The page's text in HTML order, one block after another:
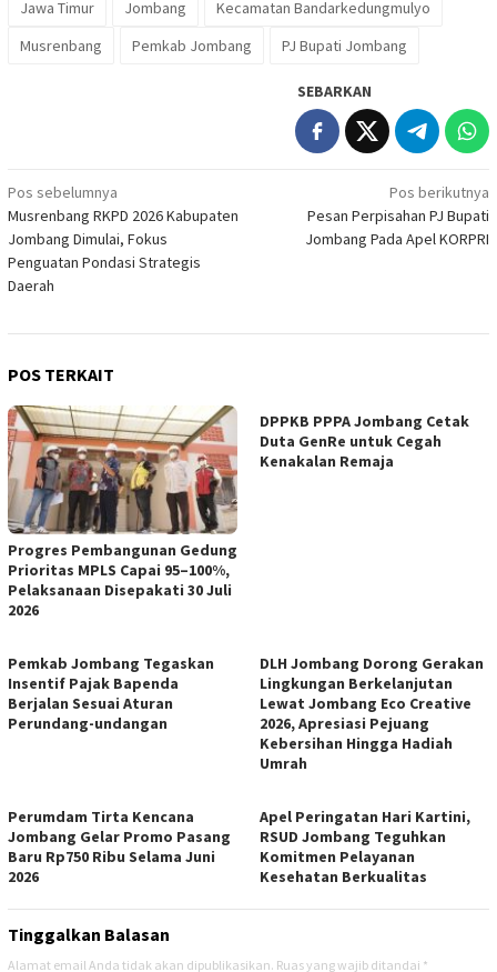
Jawa Timur Jombang
Kecamatan Bandarkedungmulyo
Musrenbang
Pemkab Jombang PJ Bupati Jombang
SEBARKAN
Navigasi
pos
Pos sebelumnya
Musrenbang RKPD 2026 Kabupaten
Jombang Dimulai, Fokus
Penguatan Pondasi Strategis
Daerah
Pos berikutnya
Pesan Perpisahan PJ Bupati
Jombang Pada Apel KORPRI
POS TERKAIT
Progres Pembangunan Gedung
Prioritas MPLS Capai 95–100%,
Pelaksanaan Disepakati 30 Juli
2026
DPPKB PPPA Jombang Cetak
Duta GenRe untuk Cegah
Kenakalan Remaja
Pemkab Jombang Tegaskan
Insentif Pajak Bapenda
Berjalan Sesuai Aturan
Perundang-undangan
DLH Jombang Dorong Gerakan
Lingkungan Berkelanjutan
Lewat Jombang Eco Creative
2026, Apresiasi Pejuang
Kebersihan Hingga Hadiah
Umrah
Perumdam Tirta Kencana
Jombang Gelar Promo Pasang
Baru Rp750 Ribu Selama Juni
2026
Apel Peringatan Hari Kartini,
RSUD Jombang Teguhkan
Komitmen Pelayanan
Kesehatan Berkualitas
Tinggalkan Balasan
Alamat email Anda tidak akan dipublikasikan. Ruas yang wajib ditandai *